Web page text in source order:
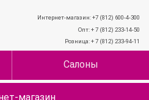
Интернет-магазин: +7 (812) 600-4-300
Опт: + 7 (812) 233-14-50
Розница: + 7 (812) 233-94-11
Салоны
магазин